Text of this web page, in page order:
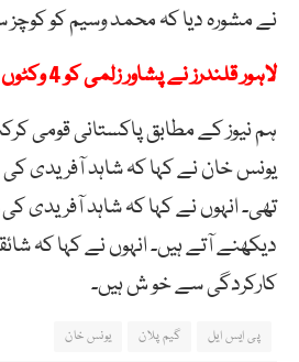
نے مشورہ دیا کہ محمد وسیم کو کوچز
لاہور قلندرز نے پشاور زلمی کو 4 وکٹوں سے شکست دے دی
ہم نیوز کے مطابق پاکستانی قومی
یونس خان نے کہا کہ شاہد آفریدی
تھی۔ انہوں نے کہا کہ شاہد آفریدی
دیکھنے آتے ہیں۔ انہوں نے کہا کہ
کارکردگی سے خو ش ہیں۔
پی ایس ایل گیم پلان یونس خان